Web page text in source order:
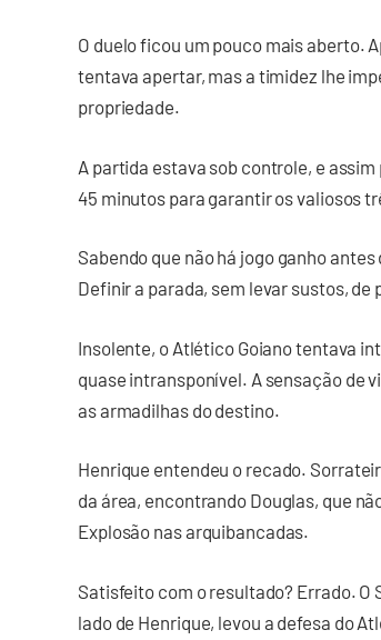
O duelo ficou um pouco mais aberto.
tentava apertar, mas a timidez lhe
propriedade.
A partida estava sob controle, e
45 minutos para garantir os valiosos
Sabendo que não há jogo ganho
Definir a parada, sem levar sustos, de
Insolente, o Atlético Goiano tentava
quase intransponível. A sensação de
as armadilhas do destino.
Henrique entendeu o recado.
da área, encontrando Douglas, que
Explosão nas arquibancadas.
Satisfeito com o resultado? Errado. O
lado de Henrique, levou a defesa do